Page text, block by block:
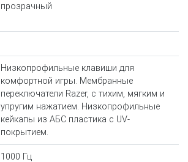
прозрачный
Низкопрофильные клавиши для
комфортной игры. Мембранные
переключатели Razer, с тихим, мягким и
упругим нажатием. Низкопрофильные
кейкапы из АБС пластика с UV-
покрытием.
1000 Гц